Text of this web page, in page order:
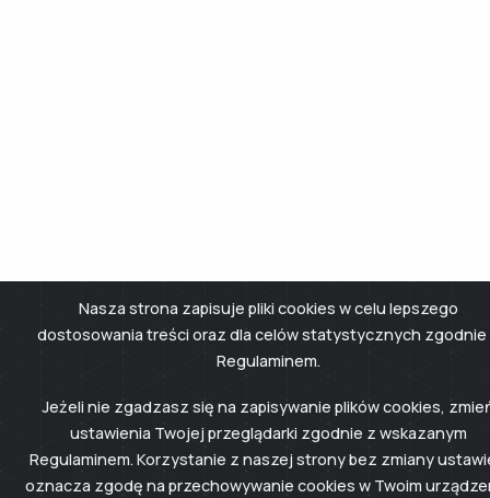
Nasza strona zapisuje pliki cookies w celu lepszego
dostosowania treści oraz dla celów statystycznych zgodnie
Regulaminem.
Jeżeli nie zgadzasz się na zapisywanie plików cookies,
ustawienia Twojej przeglądarki zgodnie z wskazanym
Regulaminem. Korzystanie z naszej strony bez zmiany
oznacza zgodę na przechowywanie cookies w Twoim